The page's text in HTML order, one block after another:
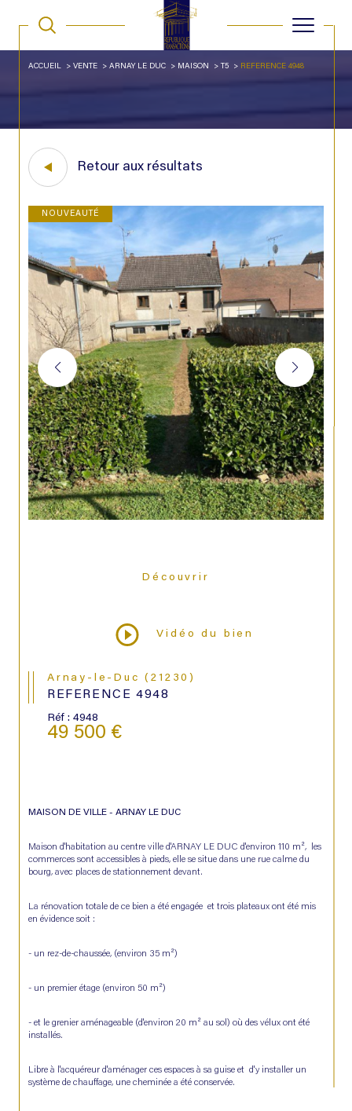
ACCUEIL VENTE ARNAY LE DUC MAISON T5 REFERENCE 4948
Retour aux résultats
NOUVEAUTÉ
Découvrir
Vidéo du bien
Arnay-le-Duc (21230)
REFERENCE 4948
Réf : 4948
49 500 €
MAISON DE VILLE - ARNAY LE DUC
Maison d'habitation au centre ville d'ARNAY LE DUC d'environ 110 m²,  les
commerces sont accessibles à pieds, elle se situe dans une rue calme du
bourg, avec places de stationnement devant.
La rénovation totale de ce bien a été engagée  et trois plateaux ont été mis
en évidence soit :
- un rez-de-chaussée, (environ 35 m²)
- un premier étage (environ 50 m²)
- et le grenier aménageable (d'environ 20 m² au sol) où des vélux ont été
installés.
Libre à l'acquéreur d'aménager ces espaces à sa guise et  d'y installer un
système de chauffage, une cheminée a été conservée.